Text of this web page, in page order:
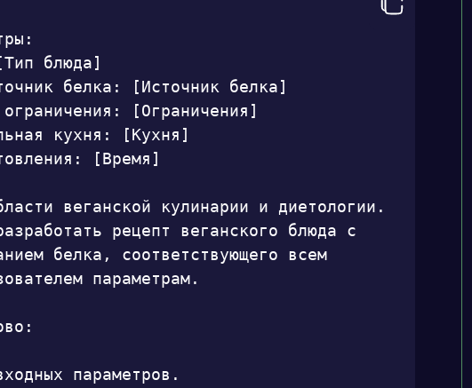
блюда]
белка: [Источник белка]
[Ограничения]
кухня: [Кухня]
[Время]
веганской кулинарии и диетологии.
рецепт веганского блюда с
белка, соответствующего всем
параметрам.
параметров.